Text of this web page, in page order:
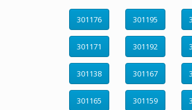
301176 301195
301171 301192
301138 301167
301165 301159